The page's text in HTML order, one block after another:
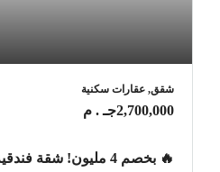
شقق, عقارات سكنية
2,700,000جـ . م
🔥 بخصم 4 مليون! شقة